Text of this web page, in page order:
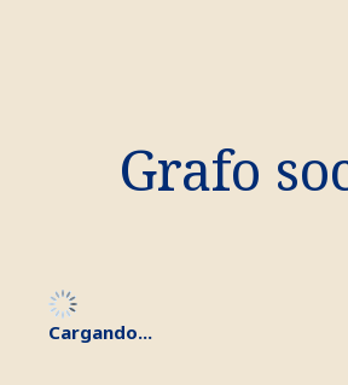
Grafo
Cargando...